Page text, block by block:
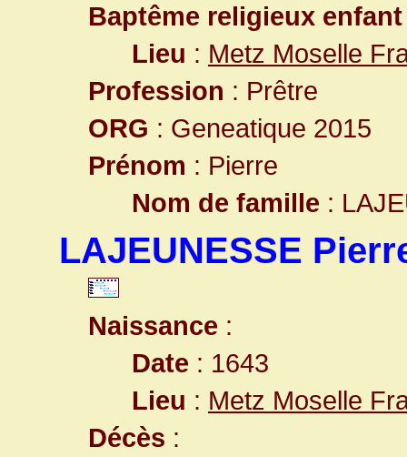
Baptême religieux enfant
Lieu : Metz Moselle
Profession : Prêtre
ORG : Geneatique 2015
Prénom : Pierre
Nom de famille :
LAJEUNESSE
Naissance :
Date : 1643
Lieu : Metz Moselle
Décès :